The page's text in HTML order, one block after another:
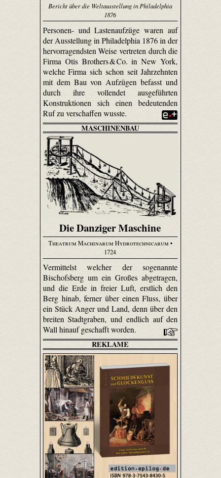
Bericht über die Weltausstellung in Philadelphia
1876
Personen- und Lastenaufzüge waren auf
der Ausstellung in Philadelphia 1876 in der
hervorragendsten Weise vertreten durch die
Firma Otis Brothers & Co. in New York,
welche Firma sich schon seit Jahrzehnten
mit dem Bau von Aufzügen befasst und
durch ihre vollendet ausgeführten
Konstruktionen sich einen bedeutenden
Ruf zu verschaffen wusste.
MASCHINENBAU
Die Danziger Maschine
Theatrum Machinarum Hydrotechnicarum•
1724
Vermittelst welcher der sogenannte
Bischofsberg um ein Großes abgetragen,
und die Erde in freier Luft, erstlich den
Berg hinab, ferner über einen Fluss, über
ein Stück Anger und Land, denn über den
breiten Stadtgraben, und endlich auf den
Wall hinauf geschafft worden.
REKLAME